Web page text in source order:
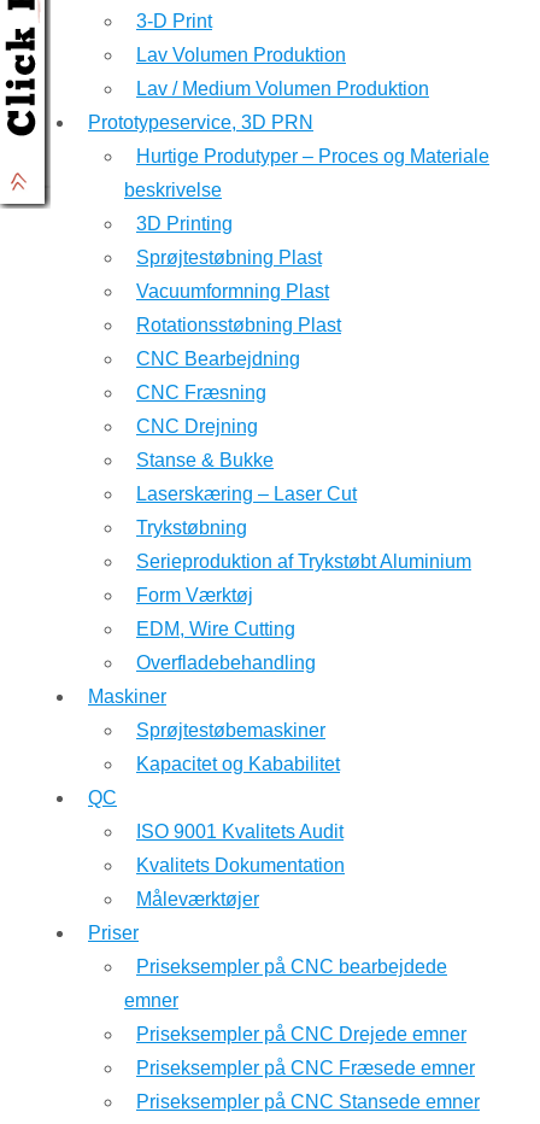
3-D Print
Lav Volumen Produktion
Lav / Medium Volumen Produktion
Prototypeservice, 3D PRN
Hurtige Produtyper – Proces og Materiale
beskrivelse
3D Printing
Sprøjtestøbning Plast
Vacuumformning Plast
Rotationsstøbning Plast
CNC Bearbejdning
CNC Fræsning
CNC Drejning
Stanse & Bukke
Laserskæring – Laser Cut
Trykstøbning
Serieproduktion af Trykstøbt Aluminium
Form Værktøj
EDM, Wire Cutting
Overfladebehandling
Maskiner
Sprøjtestøbemaskiner
Kapacitet og Kababilitet
QC
ISO 9001 Kvalitets Audit
Kvalitets Dokumentation
Måleværktøjer
Priser
Priseksempler på CNC bearbejdede
emner
Priseksempler på CNC Drejede emner
Priseksempler på CNC Fræsede emner
Priseksempler på CNC Stansede emner